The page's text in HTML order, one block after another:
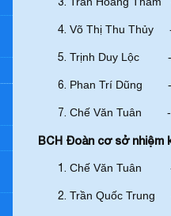
Võ Thị Thu Thủy
Trịnh Duy Lộc -
Phan Trí Dũng -
Chế Văn Tuân -
BCH Đoàn cơ sở nhiệm
Chế Văn Tuân -
Trần Quốc Trung